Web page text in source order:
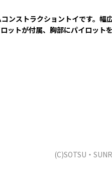
ンストラクショントイです。
ットが付属、胸部にパイロット
(C)SOTSU・